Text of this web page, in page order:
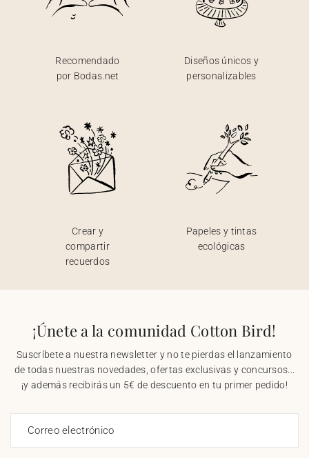
Recomendado
por Bodas.net
Diseños únicos y
personalizables
Crear y
compartir
recuerdos
Papeles y tintas
ecológicas
¡Únete a la comunidad Cotton Bird!
Suscríbete a nuestra newsletter y no te pierdas el lanzamiento
de todas nuestras novedades, ofertas exclusivas y concursos...
¡y además recibirás un 5€ de descuento en tu primer pedido!
Correo electrónico